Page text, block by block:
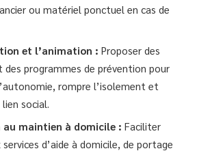
ou matériel ponctuel en cas de
et l’animation : Proposer des
programmes de prévention pour
rompre l’isolement et
social.
au maintien à domicile : Faciliter
services d’aide à domicile, de portage